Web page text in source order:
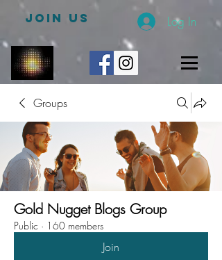
JOIN US Log In
Groups
Gold Nugget Blogs Group
Public · 160 members
Join